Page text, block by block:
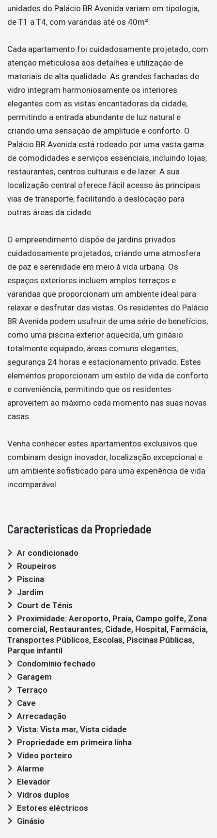
unidades do Palácio BR Avenida variam em tipologia,
de T1 a T4, com varandas até os 40m².
Cada apartamento foi cuidadosamente projetado, com
atenção meticulosa aos detalhes e utilização de
materiais de alta qualidade. As grandes fachadas de
vidro integram harmoniosamente os interiores
elegantes com as vistas encantadoras da cidade,
permitindo a entrada abundante de luz natural e
criando uma sensação de amplitude e conforto. O
Palácio BR Avenida está rodeado por uma vasta gama
de comodidades e serviços essenciais, incluindo lojas,
restaurantes, centros culturais e de lazer. A sua
localização central oferece fácil acesso às principais
vias de transporte, facilitando a deslocação para
outras áreas da cidade.
O empreendimento dispõe de jardins privados
cuidadosamente projetados, criando uma atmosfera
de paz e serenidade em meio à vida urbana. Os
espaços exteriores incluem amplos terraços e
varandas que proporcionam um ambiente ideal para
relaxar e desfrutar das vistas. Os residentes do Palácio
BR Avenida podem usufruir de uma série de benefícios,
como uma piscina exterior aquecida, um ginásio
totalmente equipado, áreas comuns elegantes,
segurança 24 horas e estacionamento privado. Estes
elementos proporcionam um estilo de vida de conforto
e conveniência, permitindo que os residentes
aproveitem ao máximo cada momento nas suas novas
casas.
Venha conhecer estes apartamentos exclusivos que
combinam design inovador, localização excepcional e
um ambiente sofisticado para uma experiência de vida
incomparável.
Características da Propriedade
Ar condicionado
Roupeiros
Piscina
Jardim
Court de Ténis
comercial, Restaurantes, Cidade, Hospital, Farmácia,
Transportes Públicos, Escolas, Piscinas Públicas,
Parque infantil
Condomínio fechado
Garagem
Terraço
Cave
Arrecadação
Vista: Vista mar, Vista cidade
Propriedade em primeira linha
Video porteiro
Alarme
Elevador
Vidros duplos
Estores eléctricos
Ginásio